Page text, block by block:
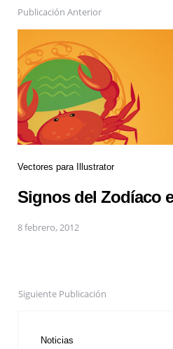
Publicación Anterior
Vectores para Illustrator
Signos del Zodíaco
8 febrero, 2012
Siguiente Publicación
Noticias